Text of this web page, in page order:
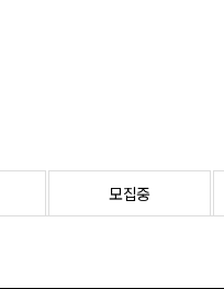
모집중